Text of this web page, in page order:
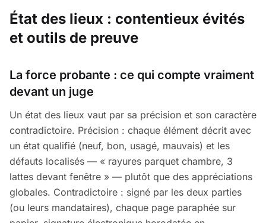
État des lieux : contentieux évités
et outils de preuve
La force probante : ce qui compte vraiment
devant un juge
Un état des lieux vaut par sa précision et son caractère
contradictoire. Précision : chaque élément décrit avec
un état qualifié (neuf, bon, usagé, mauvais) et les
défauts localisés — « rayures parquet chambre, 3
lattes devant fenêtre » — plutôt que des appréciations
globales. Contradictoire : signé par les deux parties
(ou leurs mandataires), chaque page paraphée sur